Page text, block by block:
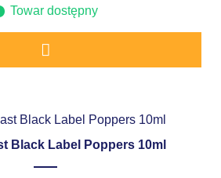
Towar dostępny
Black Label Poppers 10ml